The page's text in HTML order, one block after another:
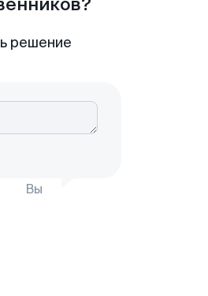
решение
Вы